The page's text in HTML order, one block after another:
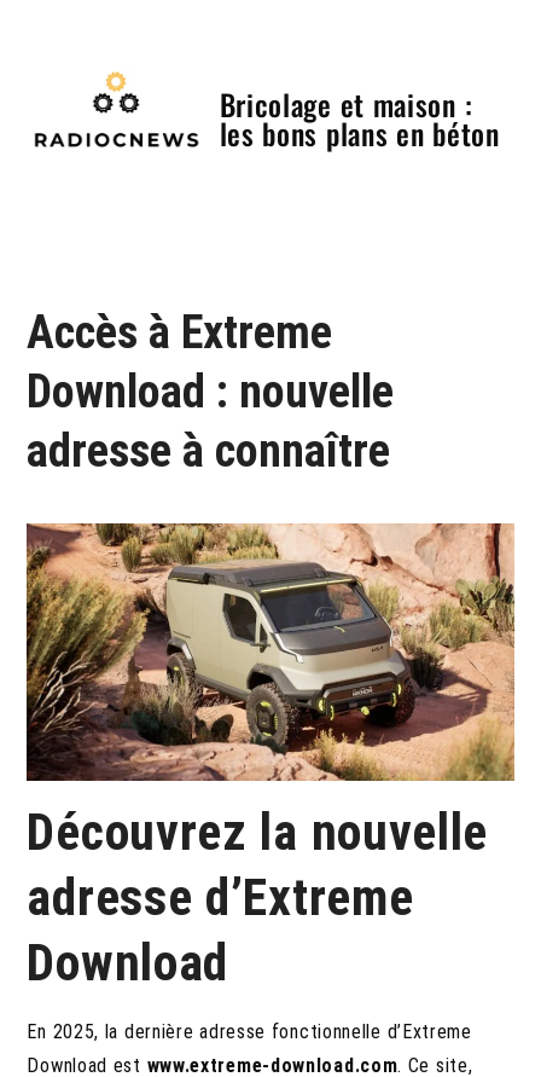
Bricolage et maison :
les bons plans en béton
Accès à Extreme
Download : nouvelle
adresse à connaître
Découvrez la nouvelle
adresse d’Extreme
Download
En 2025, la dernière adresse fonctionnelle d’Extreme
Download est www.extreme-download.com. Ce site,